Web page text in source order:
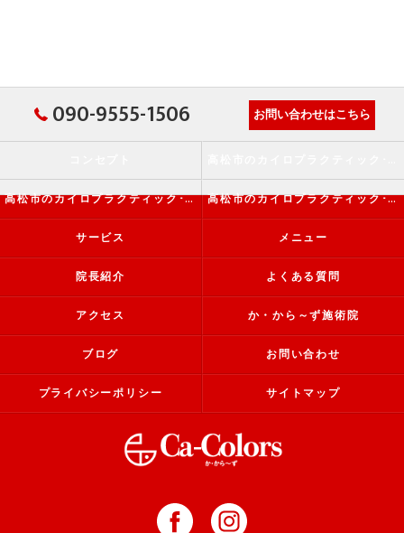
090-9555-1506 お問い合わせはこちら
高松市のカイロプラクティック･か・から～ず施術院の評判 高松市のカイロプラクティック･か・から～ず施術院のお客様の声
サービス メニュー
院長紹介 よくある質問
アクセス か・から～ず施術院
ブログ お問い合わせ
プライバシーポリシー サイトマップ